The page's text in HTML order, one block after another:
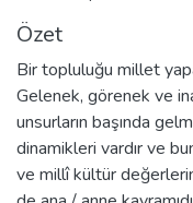
Özet
Bir topluluğu millet
Gelenek, görenek ve
unsurların başında
dinamikleri vardır ve
ve millî kültür